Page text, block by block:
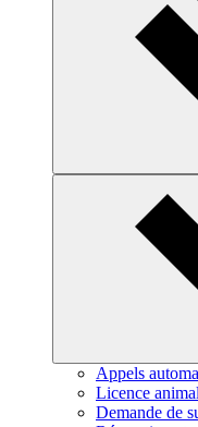
Appels
Licence
Demande de